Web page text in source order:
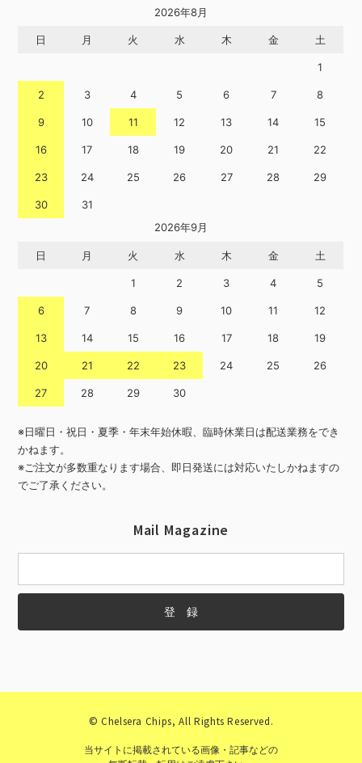
2026年8月
日 月 火 水 木 金 土
1
2 3 4 5 6 7 8
9 10 11 12 13 14 15
16 17 18 19 20 21 22
23 24 25 26 27 28 29
30
31
2026年9月
日 月 火 水 木 金 土
1 2 3 4 5
6 7 8 9 10 11 12
13 14 15 16 17 18 19
20 21 22 23 24 25 26
27 28 29 30
※日曜日・祝日・夏季・年末年始休暇、臨時休業日は配送業務をでき
かねます。
※ご注文が多数重なります場合、即日発送には対応いたしかねますの
でご了承ください。
Mail Magazine
© Chelsera Chips, All Rights Reserved.
当サイトに掲載されている画像・記事などの